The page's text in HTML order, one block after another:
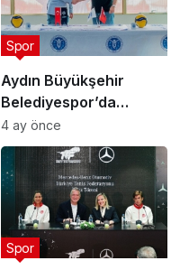
Aydın Büyükşehir
Belediyespor’da
Ataman Güneyligil
Dönemi
Spor
4 ay önce
Spor